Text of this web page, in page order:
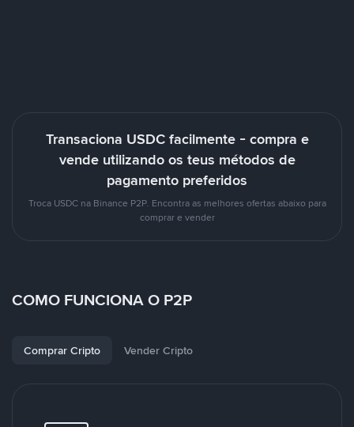
Transaciona USDC facilmente - compra e
vende utilizando os teus métodos de
pagamento preferidos
Troca USDC na Binance P2P. Encontra as melhores ofertas abaixo para
comprar e vender
COMO FUNCIONA O P2P
Comprar Cripto Vender Cripto